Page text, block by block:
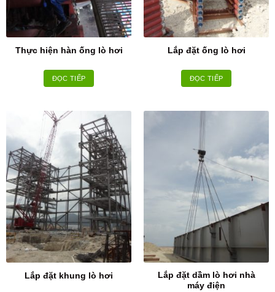
Thực hiện hàn ống lò hơi
ĐỌC TIẾP
Lắp đặt ống lò hơi
ĐỌC TIẾP
Lắp đặt khung lò hơi
Lắp đặt dầm lò hơi nhà
máy điện